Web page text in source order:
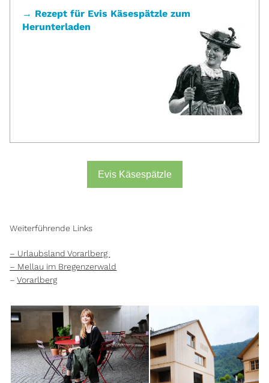
→ Rezept für Evis Käsespätzle zum
Herunterladen
Evis Käsespätzle
Weiterführende Links
– Urlaubsland Vorarlberg
– Mellau im Bregenzerwald
–Vorarlberg